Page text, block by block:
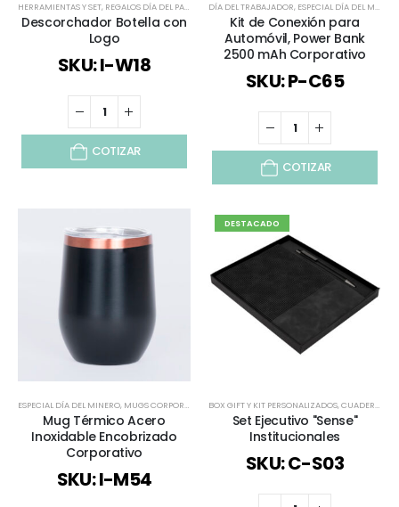
HERRAMIENTAS Y SET, REGALOS DÍA DEL PADRE TIEMPO LIBRE / OUTDOOR,TODOS,VIAJES Y
Descorchador Botella con
Logo
SKU: I-W18
COTIZAR
DÍA DEL TRABAJADOR, ESPECIAL DÍA DEL MINERO
Kit de Conexión para
Automóvil, Power Bank
2500 mAh Corporativo
SKU: P-C65
COTIZAR
ESPECIAL DÍA DEL MINERO, MUGS CORPORATIVOS ,REGALOS COBRIZADOS ,REGALOS DÍA DEL
Mug Térmico Acero
Inoxidable Encobrizado
Corporativo
SKU: I-M54
DESTACADO
BOX GIFT Y KIT PERSONALIZADOS,CUADERNOS / LIBRETAS / MEMO
Set Ejecutivo "Sense"
Institucionales
SKU: C-S03